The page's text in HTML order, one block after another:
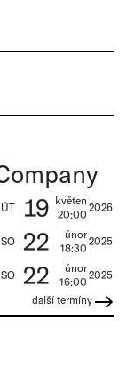
ÚT 19 květen
20:00
2026
SO 22
únor
18:30
2025
SO 22
únor
16:00
2025
další termíny